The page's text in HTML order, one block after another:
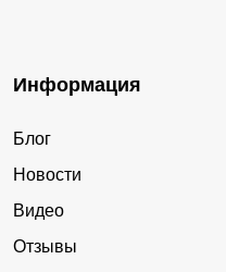
Информация
Блог
Новости
Видео
Отзывы